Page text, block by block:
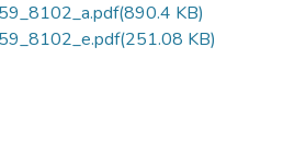
(890.4 KB)
(251.08 KB)